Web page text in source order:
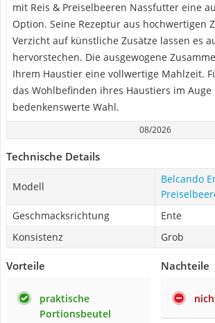
mit Reis & Preiselbeeren Nassfutter eine
Option. Seine Rezeptur aus hochwertigen
Verzicht auf künstliche Zusätze lassen es
hervorstechen. Die ausgewogene
Ihrem Haustier eine vollwertige Mahlzeit.
das Wohlbefinden ihres Haustiers im Auge
bedenkenswerte Wahl.
08/2026
Technische Details
Modell
Belcando
Geschmacksrichtung
Ente
Konsistenz
Grob
Vorteile
praktische
Portionsbeutel
Nachteile